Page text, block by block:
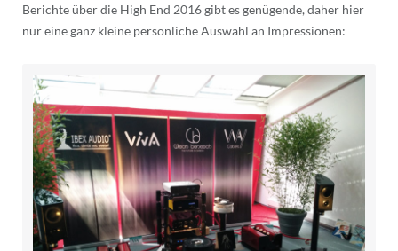
Berichte über die High End 2016 gibt es genügende, daher hier
nur eine ganz kleine persönliche Auswahl an Impressionen: